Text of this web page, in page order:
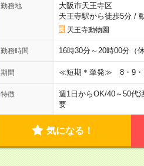
勤務地
大阪市天王寺区
天王寺駅から徒歩5分/
天王寺動物園
勤務時間 16時30分～20時00分（
期間 ≪短期＊単発≫ 8・9・
特徴 週1日からOK/40～50代
要
気になる！